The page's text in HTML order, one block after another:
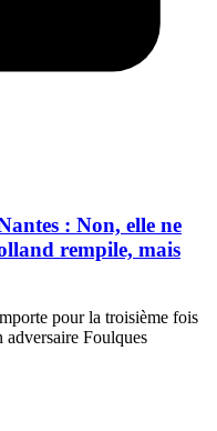
: Non, elle ne
rempile, mais
pour la troisième fois
adversaire Foulques